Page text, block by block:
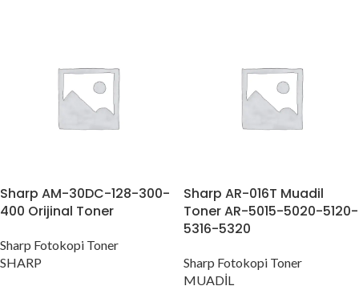
Sharp AM-30DC-128-300-
400 Orijinal Toner
Sharp Fotokopi Toner
SHARP
Sharp AR-016T Muadil
Toner AR-5015-5020-5120-
5316-5320
Sharp Fotokopi Toner
MUADİL